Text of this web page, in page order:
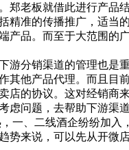
郑老板就借此进行产品
精准的传播推广，适
产品。而至于大范围的
分销渠道的管理也是
其他产品代理。而且目
店的协议。这对经销商
虑问题，去帮助下游渠
一、二线酒企纷纷加
势来说，可以先从开微